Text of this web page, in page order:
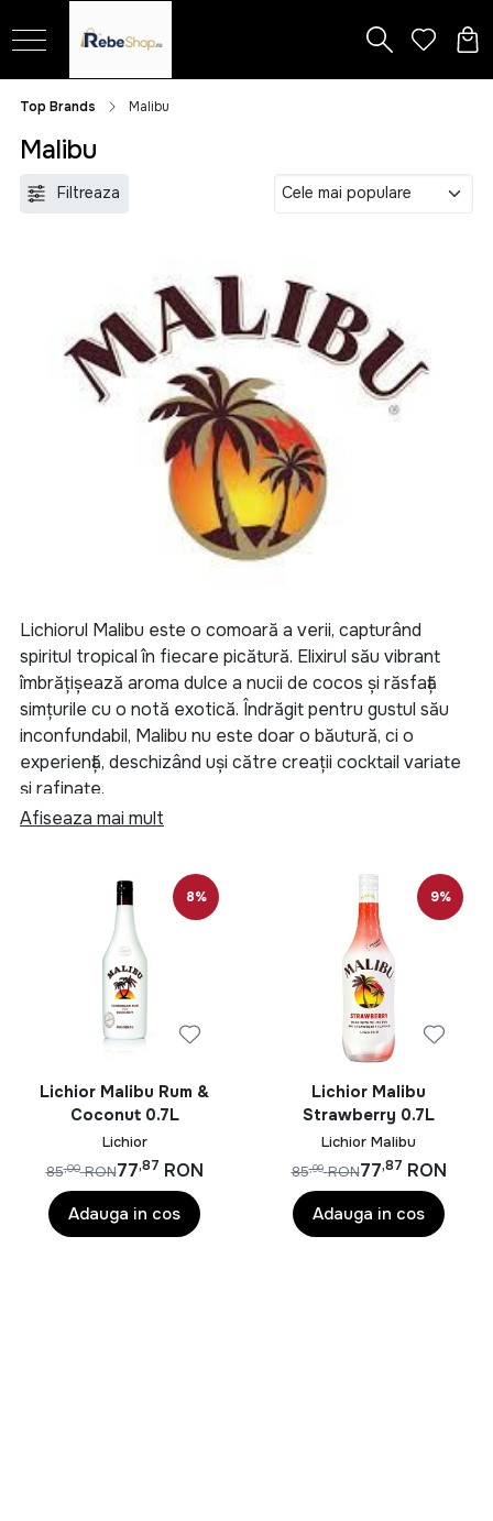
Top Brands Malibu
Malibu
Filtreaza
Lichiorul Malibu este o comoară a verii, capturând
spiritul tropical în fiecare picătură. Elixirul său vibrant
îmbrățișează aroma dulce a nucii de cocos și răsfață
simțurile cu o notă exotică. Îndrăgit pentru gustul său
inconfundabil, Malibu nu este doar o băutură, ci o
experiență, deschizând uși către creații cocktail variate
și rafinate.
Povestea sa începe cu un rom distilat și maturat cu grijă
tropicale, nuca de cocos. Această combinație subtilă
conferă Malibu-ului o identitate aparte, plină de
savoare și prospețime, făcându-l preferatul barmanilor
și al iubitorilor de cocktailuri.
Succesul său uluitor se datorează versatilității sale. Fie
că este asociat cu clasicul Pina Colada sau este
elementul surpriză din Daiquiri, Malibu transformă orice
băutură într-o experiență tropicală de neuitat. Este
esența care dă viață serilor de vară, aducând o briză
răcoritoare chiar și în cele mai ploioase zile de iarnă.
propriul cămin, Malibu Original este alegerea perfectă.
Poate fi savurat în amestecuri delicioase cu ananas și
Afiseaza mai mult
8%
Lichior Malibu Rum &
Coconut 0.7L
Lichior
77,87 RON
85,00 RON
Adauga in cos
9%
Lichior Malibu
Strawberry 0.7L
Lichior Malibu
77,87 RON
85,99 RON
Adauga in cos